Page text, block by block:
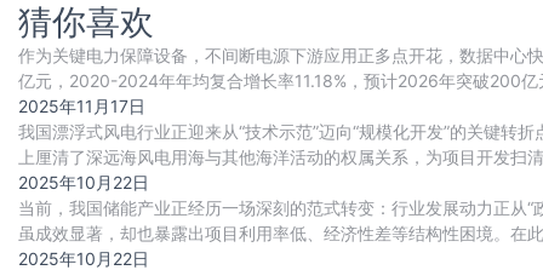
猜你喜欢
作为关键电力保障设备，不间断电源下游应用正多点开花，数据中
亿元，2020-2024年年均复合增长率11.18%，预计2026年突破200
全球重要的不间断电源
2025年11月17日
我国漂浮式风电行业正迎来从“技术示范”迈向“规模化开发”的关键转
上厘清了深远海风电用海与其他海洋活动的权属关系，为项目开发
启动了大批国管海域项目的前期工作，预示着
2025年10月22日
当前，我国储能产业正经历一场深刻的范式转变：行业发展动力正从
虽成效显著，却也暴露出项目利用率低、经济性差等结构性困境。
开放共享的模式，有效破解了分散式储能的痛
2025年10月22日